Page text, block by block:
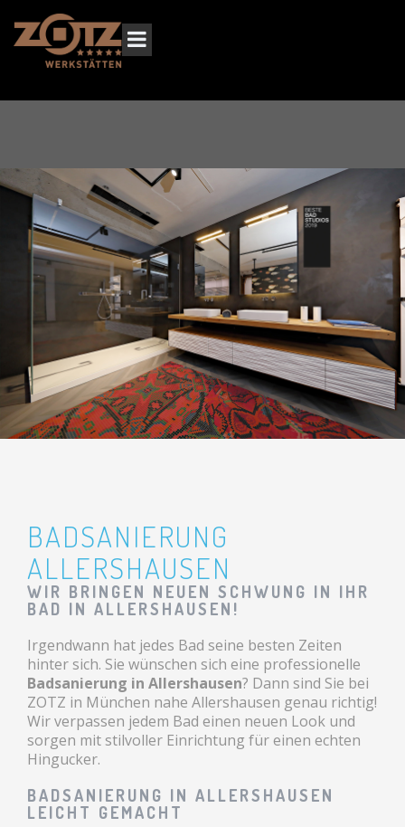
BADSANIERUNG
ALLERSHAUSEN
WIR BRINGEN NEUEN SCHWUNG IN IHR
BAD IN ALLERSHAUSEN!
Irgendwann hat jedes Bad seine besten Zeiten
hinter sich. Sie wünschen sich eine professionelle
Badsanierung in Allershausen? Dann sind Sie bei
ZOTZ in München nahe Allershausen genau richtig!
Wir verpassen jedem Bad einen neuen Look und
sorgen mit stilvoller Einrichtung für einen echten
Hingucker.
BADSANIERUNG IN ALLERSHAUSEN
LEICHT GEMACHT